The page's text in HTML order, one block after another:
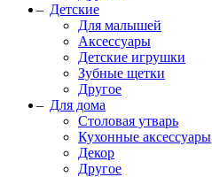
Детские
Для малышей
Аксессуары
Детские игрушки
Зубные щетки
Другое
Для дома
Столовая утварь
Кухонные аксессуары
Декор
Другое